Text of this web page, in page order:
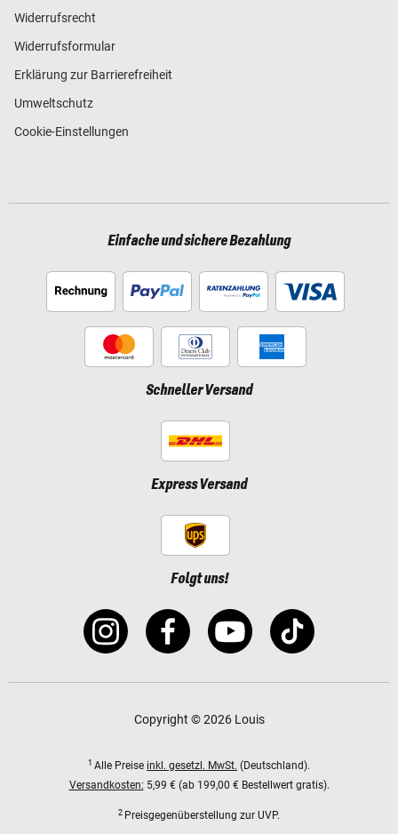
Widerrufsrecht
Widerrufsformular
Erklärung zur Barrierefreiheit
Umweltschutz
Cookie-Einstellungen
Einfache und sichere Bezahlung
Schneller Versand
Express Versand
Folgt uns!
Copyright © 2026 Louis
1 Alle Preise inkl. gesetzl. MwSt. (Deutschland).
Versandkosten: 5,99 € (ab 199,00 € Bestellwert gratis).
2 Preisgegenüberstellung zur UVP.